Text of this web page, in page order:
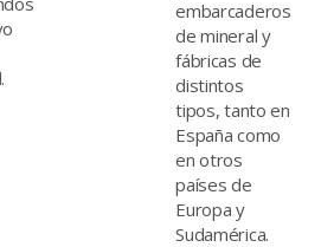
embarcaderos
de mineral y
fábricas de
distintos
tipos, tanto en
España como
en otros
países de
Europa y
Sudamérica.